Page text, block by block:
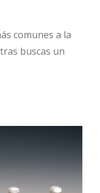
comunes a la
buscas un